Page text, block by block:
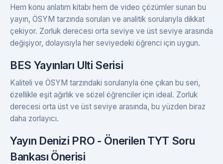
Hem konu anlatım kitabı hem de video çözümler sunan bu
yayın, ÖSYM tarzında soruları ve analitik sorularıyla dikkat
çekiyor. Zorluk derecesi orta seviye ve üst seviye arasında
değişiyor, dolayısıyla her seviyedeki öğrenci için uygun.
BES Yayınları Ulti Serisi
Kaliteli ve ÖSYM tarzındaki sorularıyla öne çıkan bu seri,
özellikle eşit ağırlık ve sözel öğrenciler için ideal. Zorluk
derecesi orta üst ve üst seviye arasında, bu yüzden biraz
daha zorlayıcı.
Yayın Denizi PRO - Önerilen TYT Soru
Bankası Önerisi